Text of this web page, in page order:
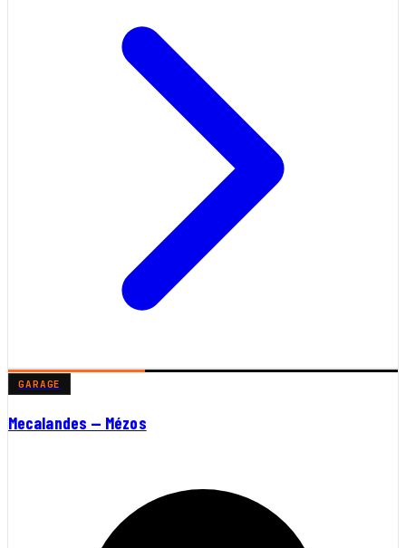
GARAGE
Mecalandes — Mézos